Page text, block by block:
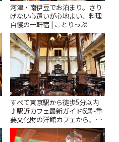
河津・南伊豆でお泊まり。さり
げない心遣いが心地よい、料理
自慢の一軒宿 | ことりっぷ
すべて東京駅から徒歩5分以内
♪駅近カフェ最新ガイド6選~重
要文化財の洋館カフェから、改
札すぐのレトロ喫茶まで~ | こと
りっぷ